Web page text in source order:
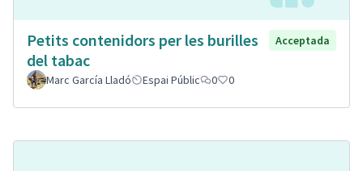
Petits contenidors per les burilles
del tabac
Acceptada
Marc García Lladó Espai Públic 0 0